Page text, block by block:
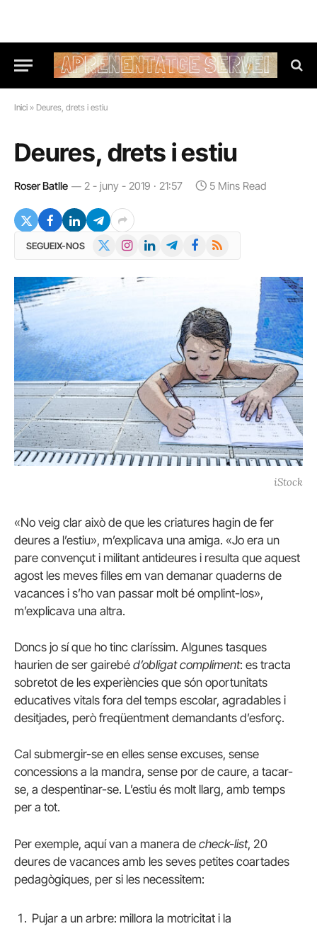
Inici » Deures, drets i estiu
Deures, drets i estiu
Roser Batlle 2 - juny - 2019 · 21:57 5 Mins Read
SEGUEIX-NOS InstagramLinkedInTelegramFacebook
RSS
iStock
«No veig clar això de que les criatures hagin de fer
deures a l’estiu», m’explicava una amiga. «Jo era un
pare convençut i militant antideures i resulta que aquest
agost les meves filles em van demanar quaderns de
vacances i s’ho van passar molt bé omplint-los»,
m’explicava una altra.
Doncs jo sí que ho tinc claríssim. Algunes tasques
haurien de ser gairebé d’obligat compliment: es tracta
sobretot de les experiències que són oportunitats
educatives vitals fora del temps escolar, agradables i
desitjades, però freqüentment demandants d’esforç.
Cal submergir-se en elles sense excuses, sense
concessions a la mandra, sense por de caure, a tacar-
se, a despentinar-se. L’estiu és molt llarg, amb temps
per a tot.
Per exemple, aquí van a manera de check-list, 20
deures de vacances amb les seves petites coartades
pedagògiques, per si les necessitem:
Pujar a un arbre: millora la motricitat i la